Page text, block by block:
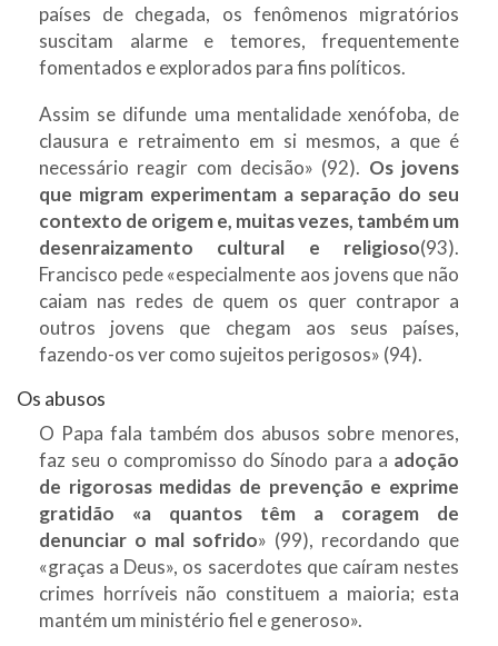
países de chegada, os fenômenos migratórios
suscitam alarme e temores, frequentemente
fomentados e explorados para fins políticos.
Assim se difunde uma mentalidade xenófoba, de
clausura e retraimento em si mesmos, a que é
necessário reagir com decisão» (92). Os jovens
que migram experimentam a separação do seu
contexto de origem e, muitas vezes, também um
desenraizamento cultural e religioso(93).
Francisco pede «especialmente aos jovens que não
caiam nas redes de quem os quer contrapor a
outros jovens que chegam aos seus países,
fazendo-os ver como sujeitos perigosos» (94).
Os abusos
O Papa fala também dos abusos sobre menores,
faz seu o compromisso do Sínodo para a adoção
de rigorosas medidas de prevenção e exprime
gratidão «a quantos têm a coragem de
denunciar o mal sofrido» (99), recordando que
«graças a Deus», os sacerdotes que caíram nestes
crimes horríveis não constituem a maioria; esta
mantém um ministério fiel e generoso».